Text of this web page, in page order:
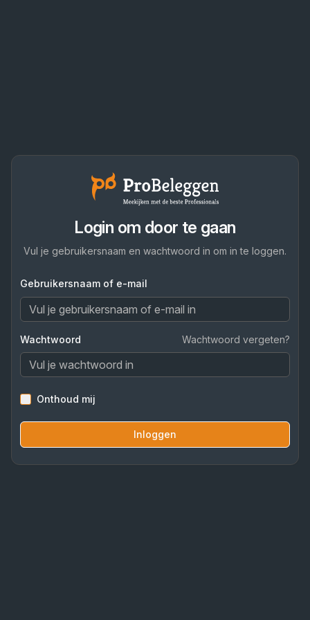
Login om door te gaan
Vul je gebruikersnaam en wachtwoord in om in te loggen.
Gebruikersnaam of e-mail
Wachtwoord Wachtwoord vergeten?
Onthoud mij
Inloggen